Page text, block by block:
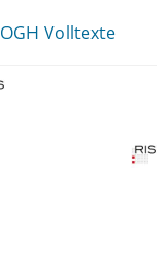
OGH Volltexte